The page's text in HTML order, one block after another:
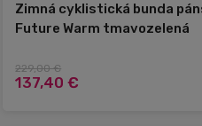
Zimná cyklistická bunda
Future Warm tmavozelená
229,00 €
137,40 €